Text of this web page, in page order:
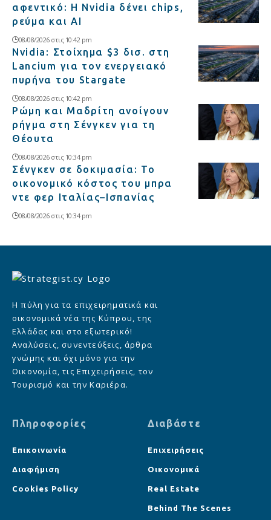
αφεντικό: Η Nvidia δένει chips,
ρεύμα και AI
08/08/2026 στις 10:42 pm
Nvidia: Στοίχημα $3 δισ. στη
Lancium για τον ενεργειακό
πυρήνα του Stargate
08/08/2026 στις 10:42 pm
Ρώμη και Μαδρίτη ανοίγουν
ρήγμα στη Σένγκεν για τη
Θέουτα
08/08/2026 στις 10:34 pm
Σένγκεν σε δοκιμασία: Το
οικονομικό κόστος του μπρα
ντε φερ Ιταλίας–Ισπανίας
08/08/2026 στις 10:34 pm
Η πύλη για τα επιχειρηματικά και
οικονομικά νέα της Κύπρου, της
Ελλάδας και στο εξωτερικό!
Αναλύσεις, συνεντεύξεις, άρθρα
γνώμης και όχι μόνο για την
Οικονομία, τις Επιχειρήσεις, τον
Τουρισμό και την Καριέρα.
Πληροφορίες
Επικοινωνία
Διαφήμιση
Cookies Policy
Διαβάστε
Επιχειρήσεις
Οικονομικά
Real Estate
Behind The Scenes